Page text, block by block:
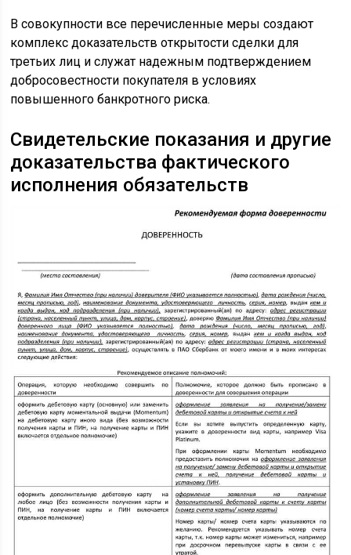
В совокупности все перечисленные меры создают
комплекс доказательств открытости сделки для
третьих лиц и служат надежным подтверждением
добросовестности покупателя в условиях
повышенного банкротного риска.
Свидетельские показания и другие
доказательства фактического
исполнения обязательств